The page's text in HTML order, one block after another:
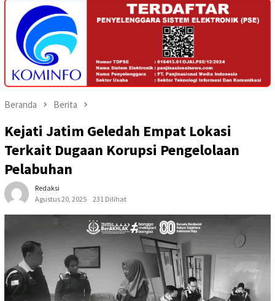
Beranda Berita
Kejati Jatim Geledah Empat Lokasi
Terkait Dugaan Korupsi Pengelolaan
Pelabuhan
Redaksi
Agustus 20, 2025
231 Dilihat